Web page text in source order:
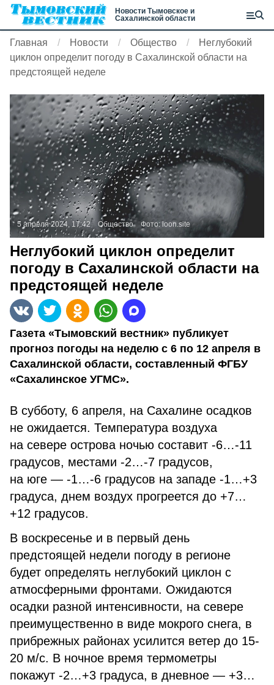
Новости Тымовское и
Сахалинской области
Главная Новости Общество
Неглубокий
циклон определит погоду в Сахалинской области на
предстоящей неделе
5 апреля 2024, 17:42 Общество Фото: loon.site
Неглубокий циклон определит
погоду в Сахалинской области на
предстоящей неделе
Газета «Тымовский вестник» публикует
прогноз погоды на неделю с 6 по 12 апреля в
Сахалинской области, составленный ФГБУ
«Сахалинское УГМС».
В субботу, 6 апреля, на Сахалине осадков
не ожидается. Температура воздуха
на севере острова ночью составит -6…-11
градусов, местами -2…-7 градусов,
на юге — -1…-6 градусов на западе -1…+3
градуса, днем воздух прогреется до +7…
+12 градусов.
В воскресенье и в первый день
предстоящей недели погоду в регионе
будет определять неглубокий циклон с
атмосферными фронтами. Ожидаются
осадки разной интенсивности, на севере
преимущественно в виде мокрого снега, в
прибрежных районах усилится ветер до 15-
20 м/с. В ночное время термометры
покажут -2…+3 градуса, в дневное — +3…